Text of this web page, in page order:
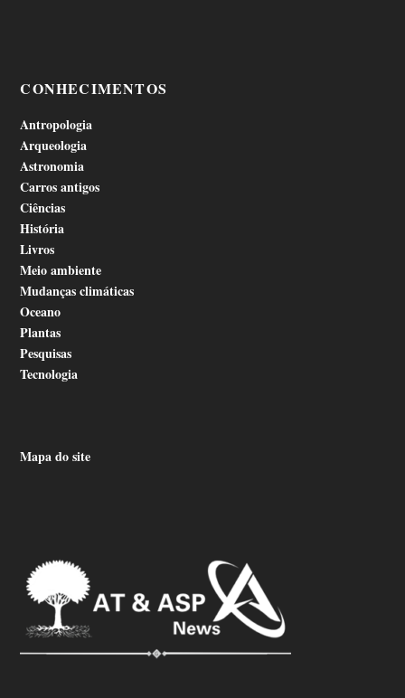
CONHECIMENTOS
Antropologia
Arqueologia
Astronomia
Carros antigos
Ciências
História
Livros
Meio ambiente
Mudanças climáticas
Oceano
Plantas
Pesquisas
Tecnologia
Mapa do site